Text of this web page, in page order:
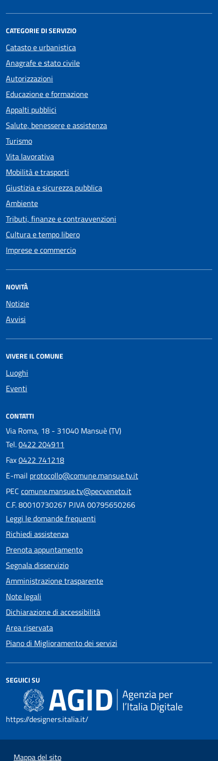
CATEGORIE DI SERVIZIO
Catasto e urbanistica
Anagrafe e stato civile
Autorizzazioni
Educazione e formazione
Appalti pubblici
Salute, benessere e assistenza
Turismo
Vita lavorativa
Mobilità e trasporti
Giustizia e sicurezza pubblica
Ambiente
Tributi, finanze e contravvenzioni
Cultura e tempo libero
Imprese e commercio
NOVITÀ
Notizie
Avvisi
VIVERE IL COMUNE
Luoghi
Eventi
CONTATTI
Via Roma, 18 - 31040 Mansuè (TV)
Tel.0422 204911
Fax0422 741218
E-mail protocollo@comune.mansue.tv.it
PEC comune.mansue.tv@pecveneto.it
C.F. 80010730267 P.IVA 00795650266
Leggi le domande frequenti
Richiedi assistenza
Prenota appuntamento
Segnala disservizio
Amministrazione trasparente
Note legali
Dichiarazione di accessibilità
Area riservata
Piano di Miglioramento dei servizi
SEGUICI SU
https://designers.italia.it/
Mappa del sito